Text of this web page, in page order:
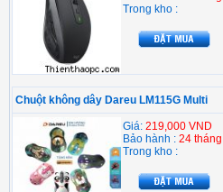
Trong kho :
Chuột không dây Dareu LM115G Multi
Giá: 219,000 VND
Bảo hành : 24 tháng
Trong kho :